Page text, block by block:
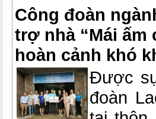
Công đoàn
trợ nhà “Mái ấm
hoàn cảnh khó
Được
đoàn